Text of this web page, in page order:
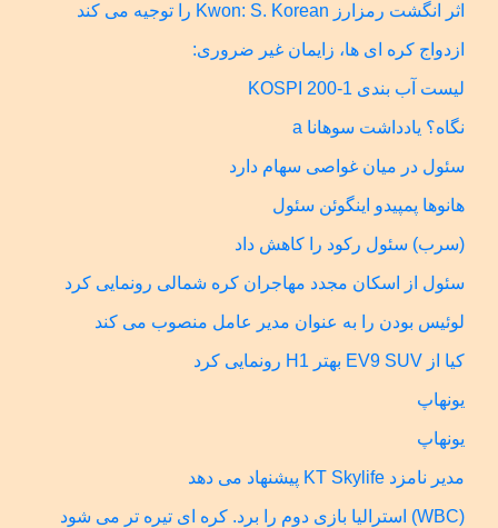
اثر انگشت رمزارز Kwon: S. Korean را توجیه می کند
ازدواج کره ای ها، زایمان غیر ضروری:
لیست آب بندی KOSPI 200-1
نگاه؟ یادداشت سوهانا a
سئول در میان غواصی سهام دارد
هانوها پمپیدو اینگوئن سئول
(سرب) سئول رکود را کاهش داد
سئول از اسکان مجدد مهاجران کره شمالی رونمایی کرد
لوئیس بودن را به عنوان مدیر عامل منصوب می کند
کیا از EV9 SUV بهتر H1 رونمایی کرد
یونهاپ
یونهاپ
مدیر نامزد KT Skylife پیشنهاد می دهد
(WBC) استرالیا بازی دوم را برد. کره ای تیره تر می شود